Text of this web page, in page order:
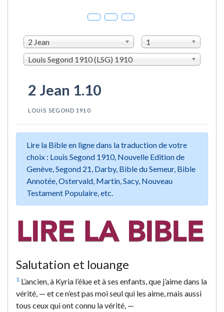
2 Jean
1
Louis Segond 1910 (LSG) 1910
2 Jean 1.10
LOUIS SEGOND 1910
Lire la Bible en ligne dans la traduction de votre
choix : Louis Segond 1910, Nouvelle Edition de
Genève, Segond 21, Darby, Bible du Semeur, Bible
Annotée, Ostervald, Martin, Sacy, Nouveau
Testament Populaire, etc.
Salutation et louange
1 L’ancien, à Kyria l’élue et à ses enfants, que j’aime dans la
vérité, — et ce n’est pas moi seul qui les aime, mais aussi
tous ceux qui ont connu la vérité, —